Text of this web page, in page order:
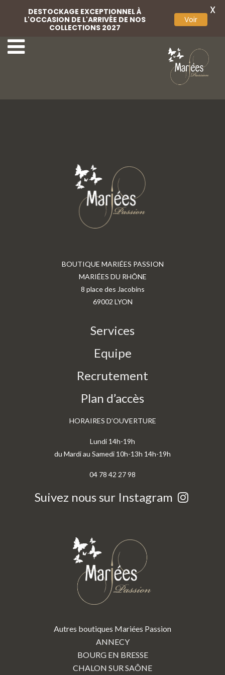
17-Mariées Passion 1-Bella Créations
BOUTIQUE MARIÉES PASSION
MARIÉES DU RHÔNE
8 place des Jacobins
69002 LYON
Services
Equipe
Recrutement
Plan d’accès
HORAIRES D’OUVERTURE
Lundi 14h-19h
du Mardi au Samedi 10h-13h 14h-19h
04 78 42 27 98
Suivez nous sur Instagram
Autres boutiques Mariées Passion
ANNECY
BOURG EN BRESSE
CHALON SUR SAÔNE
DESTOCKAGE EXCEPTIONNEL À
L'OCCASION DE L'ARRIVÉE DE NOS
COLLECTIONS 2027
Voir
X